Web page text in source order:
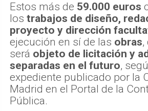
Estos más de 59.000 euros
los trabajos de diseño,
proyecto y dirección
ejecución en sí de las obras,
será objeto de licitación y
separadas en el futuro,
expediente publicado por la
Madrid en el Portal de la
Pública.